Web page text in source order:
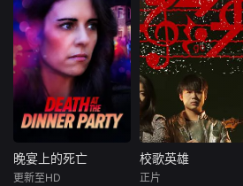
与视听表现力。删
削繁冗，力求在严
谨底色之上，生动
揭示历史演进的内
在逻辑与规律，为
观众呈现一部脉络
清晰、史实翔实、
引人入胜的影像中
国通史。
朱利亚诺·瓦尔迪
影片讲述迈克尔·杰
克逊在音乐之外的
人生旅程，从他以
杰克逊五人组主唱
之姿被发掘出惊人
天赋的那一刻起，
具远见的艺人，他
以无穷无尽的创作
首部女子反恐特战
队电影，面对恐怖
主义恶势力，“最飒
女子反恐特战队”临
危受命，精英队长
陈梓静（于文文
饰）率队员金凤
（卢靖姗 饰）、齐
燕（蒋璐霞 饰）、
宁宝儿（屈菁菁
晚宴上的死亡
晚宴上的死亡
更新至HD
校歌英雄
校歌英雄
正片